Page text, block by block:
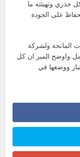
جذري وتهيئته ما
على الجودة
المانحة ولشركة
المير ان كل
ووضعها في